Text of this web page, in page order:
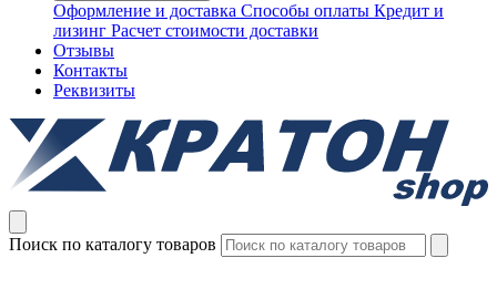
Оформление и доставка Способы оплаты Кредит и
лизинг Расчет стоимости доставки
Отзывы
Контакты
Реквизиты
Поиск по каталогу товаров